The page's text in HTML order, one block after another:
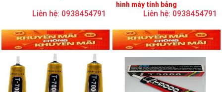
Liên hệ: 0938454791
hình máy tính bảng
Liên hệ: 0938454791